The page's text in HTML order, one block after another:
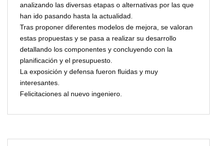
analizando las diversas etapas o alternativas por las que
han ido pasando hasta la actualidad.
Tras proponer diferentes modelos de mejora, se valoran
estas propuestas y se pasa a realizar su desarrollo
detallando los componentes y concluyendo con la
planificación y el presupuesto.
La exposición y defensa fueron fluidas y muy
interesantes.
Felicitaciones al nuevo ingeniero.